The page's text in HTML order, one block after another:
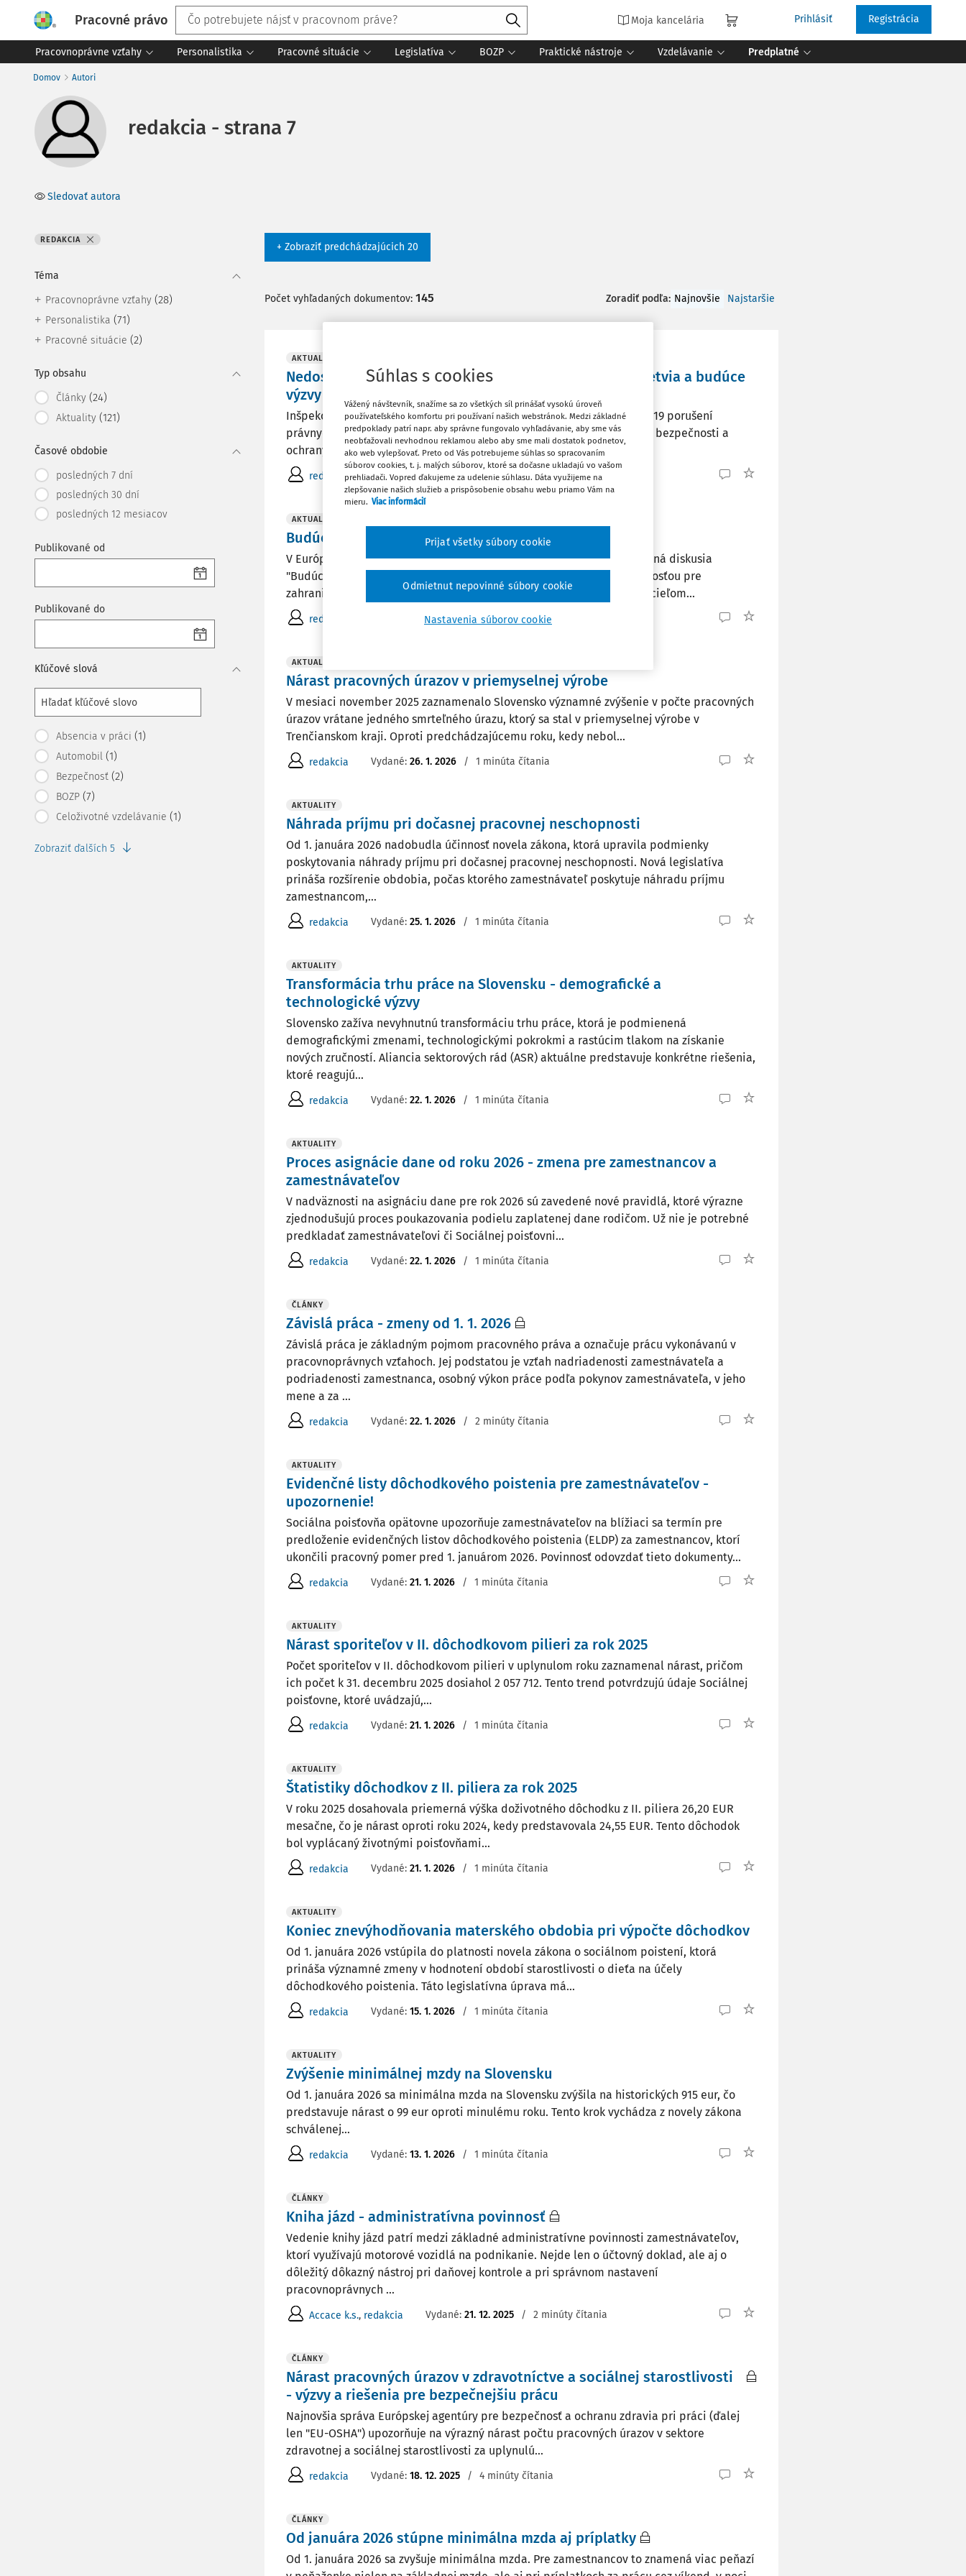
Pracovné právo Moja kancelária Prihlásiť Registrácia
Pracovnoprávne vzťahy Personalistika Pracovné situácie Legislatíva BOZP Praktické nástroje Vzdelávanie Predplatné
Domov Autori
redakcia - strana 7
Sledovať autora
REDAKCIA
Téma
Pracovnoprávne vzťahy (28)
Personalistika (71)
Pracovné situácie (2)
Typ obsahu
Články (24)
Aktuality (121)
Časové obdobie
posledných 7 dní
posledných 30 dní
posledných 12 mesiacov
Publikované od
Publikované do
Kľúčové slová
Absencia v práci (1)
Automobil (1)
Bezpečnosť (2)
BOZP (7)
Celoživotné vzdelávanie (1)
Zobraziť ďalších 5
+ Zobraziť predchádzajúcich 20
Počet vyhľadaných dokumentov: 145 Zoradiť podľa: Najnovšie Najstaršie
AKTUALITY
Nedostatočná úroveň bezpečnosti práce - kritické odvetvia a budúce
výzvy v legislatíve
Inšpekcia práce v Nitrianskom kraji v uplynulom roku zaznamenala 9 219 porušení
právnych predpisov, z čoho významnú časť tvorili nedostatky v oblasti bezpečnosti a
ochrany zdravia pri práci. Napriek miernemu...
redakcia Vydané:28. 1. 2026 / 1 minúta čítania
AKTUALITY
Budúcnosť európskeho trhu práce
V Európskom dome v Bratislave sa 25. januára 2026 uskutočnila expertná diskusia
"Budúcnosť európskeho trhu práce", organizovaná Slovenskou spoločnosťou pre
zahraničnú politiku (SFPA) v spolupráci s ďalšími partnermi. Hlavným cieľom...
redakcia 26. 1. 2026 / 1 minúta čítania
AKTUALITY
Nárast pracovných úrazov v priemyselnej výrobe
V mesiaci november 2025 zaznamenalo Slovensko významné zvýšenie v počte pracovných
úrazov vrátane jedného smrteľného úrazu, ktorý sa stal v priemyselnej výrobe v
Trenčianskom kraji. Oproti predchádzajúcemu roku, kedy nebol...
redakcia Vydané: 26. 1. 2026 / 1 minúta čítania
AKTUALITY
Náhrada príjmu pri dočasnej pracovnej neschopnosti
Od 1. januára 2026 nadobudla účinnosť novela zákona, ktorá upravila podmienky
poskytovania náhrady príjmu pri dočasnej pracovnej neschopnosti. Nová legislatíva
prináša rozšírenie obdobia, počas ktorého zamestnávateľ poskytuje náhradu príjmu
zamestnancom,...
redakcia Vydané: 25. 1. 2026 / 1 minúta čítania
AKTUALITY
Transformácia trhu práce na Slovensku - demografické a
technologické výzvy
Slovensko zažíva nevyhnutnú transformáciu trhu práce, ktorá je podmienená
demografickými zmenami, technologickými pokrokmi a rastúcim tlakom na získanie
nových zručností. Aliancia sektorových rád (ASR) aktuálne predstavuje konkrétne riešenia,
ktoré reagujú...
redakcia Vydané: 22. 1. 2026 / 1 minúta čítania
AKTUALITY
Proces asignácie dane od roku 2026 - zmena pre zamestnancov a
zamestnávateľov
V nadväznosti na asignáciu dane pre rok 2026 sú zavedené nové pravidlá, ktoré výrazne
zjednodušujú proces poukazovania podielu zaplatenej dane rodičom. Už nie je potrebné
predkladať zamestnávateľovi či Sociálnej poisťovni...
redakcia Vydané: 22. 1. 2026 / 1 minúta čítania
ČLÁNKY
Závislá práca - zmeny od 1. 1. 2026
Závislá práca je základným pojmom pracovného práva a označuje prácu vykonávanú v
pracovnoprávnych vzťahoch. Jej podstatou je vzťah nadriadenosti zamestnávateľa a
podriadenosti zamestnanca, osobný výkon práce podľa pokynov zamestnávateľa, v jeho
mene a za ...
redakcia Vydané: 22. 1. 2026 / 2 minúty čítania
AKTUALITY
Evidenčné listy dôchodkového poistenia pre zamestnávateľov -
upozornenie!
Sociálna poisťovňa opätovne upozorňuje zamestnávateľov na blížiaci sa termín pre
predloženie evidenčných listov dôchodkového poistenia (ELDP) za zamestnancov, ktorí
ukončili pracovný pomer pred 1. januárom 2026. Povinnosť odovzdať tieto dokumenty...
redakcia Vydané: 21. 1. 2026 / 1 minúta čítania
AKTUALITY
Nárast sporiteľov v II. dôchodkovom pilieri za rok 2025
Počet sporiteľov v II. dôchodkovom pilieri v uplynulom roku zaznamenal nárast, pričom
ich počet k 31. decembru 2025 dosiahol 2 057 712. Tento trend potvrdzujú údaje Sociálnej
poisťovne, ktoré uvádzajú,...
redakcia Vydané: 21. 1. 2026 / 1 minúta čítania
AKTUALITY
Štatistiky dôchodkov z II. piliera za rok 2025
V roku 2025 dosahovala priemerná výška doživotného dôchodku z II. piliera 26,20 EUR
mesačne, čo je nárast oproti roku 2024, kedy predstavovala 24,55 EUR. Tento dôchodok
bol vyplácaný životnými poisťovňami...
redakcia Vydané: 21. 1. 2026 / 1 minúta čítania
AKTUALITY
Koniec znevýhodňovania materského obdobia pri výpočte dôchodkov
Od 1. januára 2026 vstúpila do platnosti novela zákona o sociálnom poistení, ktorá
prináša významné zmeny v hodnotení období starostlivosti o dieťa na účely
dôchodkového poistenia. Táto legislatívna úprava má...
redakcia Vydané: 15. 1. 2026 / 1 minúta čítania
AKTUALITY
Zvýšenie minimálnej mzdy na Slovensku
Od 1. januára 2026 sa minimálna mzda na Slovensku zvýšila na historických 915 eur, čo
predstavuje nárast o 99 eur oproti minulému roku. Tento krok vychádza z novely zákona
schválenej...
redakcia Vydané: 13. 1. 2026 / 1 minúta čítania
ČLÁNKY
Kniha jázd - administratívna povinnosť
Vedenie knihy jázd patrí medzi základné administratívne povinnosti zamestnávateľov,
ktorí využívajú motorové vozidlá na podnikanie. Nejde len o účtovný doklad, ale aj o
dôležitý dôkazný nástroj pri daňovej kontrole a pri správnom nastavení
pracovnoprávnych ...
Accace k.s., redakcia Vydané: 21. 12. 2025 / 2 minúty čítania
ČLÁNKY
Nárast pracovných úrazov v zdravotníctve a sociálnej starostlivosti
- výzvy a riešenia pre bezpečnejšiu prácu
Najnovšia správa Európskej agentúry pre bezpečnosť a ochranu zdravia pri práci (ďalej
len "EU-OSHA") upozorňuje na výrazný nárast počtu pracovných úrazov v sektore
zdravotnej a sociálnej starostlivosti za uplynulú...
redakcia Vydané: 18. 12. 2025 / 4 minúty čítania
ČLÁNKY
Od januára 2026 stúpne minimálna mzda aj príplatky
Od 1. januára 2026 sa zvyšuje minimálna mzda. Pre zamestnancov to znamená viac peňazí
Súhlas s cookies
Vážený návštevník, snažíme sa zo všetkých síl prinášať vysokú úroveň
používateľského komfortu pri používaní našich webstránok. Medzi základné
predpoklady patrí napr. aby správne fungovalo vyhľadávanie, aby sme vás
neobťažovali nevhodnou reklamou alebo aby sme mali dostatok podnetov,
ako web vylepšovať. Preto od Vás potrebujeme súhlas so spracovaním
súborov cookies, t. j. malých súborov, ktoré sa dočasne ukladajú vo vašom
prehliadači. Vopred ďakujeme za udelenie súhlasu. Dáta využijeme na
zlepšovanie našich služieb a prispôsobenie obsahu webu priamo Vám na
mieru. Viac informácií
Nastavenia súborov cookie
Odmietnut nepovinné súbory cookie
Prijať všetky súbory cookie